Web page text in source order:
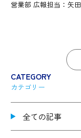
CATEGORY
カテゴリー
全ての記事
営業部 広報担当：矢田